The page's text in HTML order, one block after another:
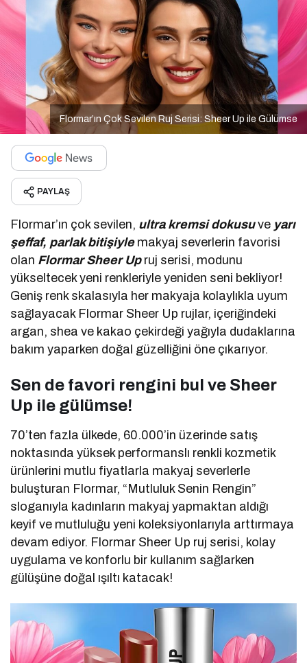
Flormar’ın Çok Sevilen Ruj Serisi: Sheer Up ile Gülümse
PAYLAŞ
Flormar’ın çok sevilen, ultra kremsi dokusuve yarı
şeffaf, parlak bitişiylemakyaj severlerin favorisi
olan Flormar Sheer Upruj serisi, modunu
yükseltecek yeni renkleriyle yeniden seni bekliyor!
Geniş renk skalasıyla her makyaja kolaylıkla uyum
sağlayacak Flormar Sheer Up rujlar, içeriğindeki
argan, shea ve kakao çekirdeği yağıyla dudaklarına
bakım yaparken doğal güzelliğini öne çıkarıyor.
Sen de favori rengini bul ve Sheer
Up ile gülümse!
70’ten fazla ülkede, 60.000’in üzerinde satış
noktasında yüksek performanslı renkli kozmetik
ürünlerini mutlu fiyatlarla makyaj severlerle
buluşturan Flormar, “Mutluluk Senin Rengin”
sloganıyla kadınların makyaj yapmaktan aldığı
keyif ve mutluluğu yeni koleksiyonlarıyla arttırmaya
devam ediyor. Flormar Sheer Up ruj serisi, kolay
uygulama ve konforlu bir kullanım sağlarken
gülüşüne doğal ışıltı katacak!